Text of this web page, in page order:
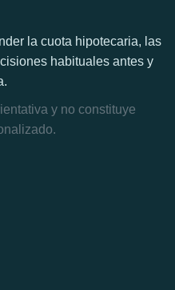
la cuota hipotecaria, las
habituales antes y
y no constituye